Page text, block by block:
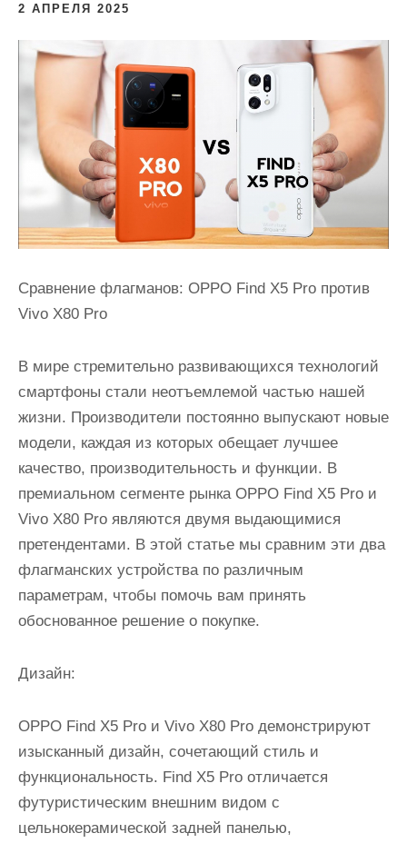
2 АПРЕЛЯ 2025
Сравнение флагманов: OPPO Find X5 Pro против
Vivo X80 Pro
В мире стремительно развивающихся технологий
смартфоны стали неотъемлемой частью нашей
жизни. Производители постоянно выпускают новые
модели, каждая из которых обещает лучшее
качество, производительность и функции. В
премиальном сегменте рынка OPPO Find X5 Pro и
Vivo X80 Pro являются двумя выдающимися
претендентами. В этой статье мы сравним эти два
флагманских устройства по различным
параметрам, чтобы помочь вам принять
обоснованное решение о покупке.
Дизайн:
OPPO Find X5 Pro и Vivo X80 Pro демонстрируют
изысканный дизайн, сочетающий стиль и
функциональность. Find X5 Pro отличается
футуристическим внешним видом с
цельнокерамической задней панелью,